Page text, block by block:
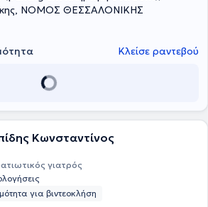
ΝΟΜΟΣ ΘΕΣΣΑΛΟΝΙΚΗΣ
Κλείσε ραντεβού
Κωνσταντίνος
γιατρός
για βιντεοκλήση